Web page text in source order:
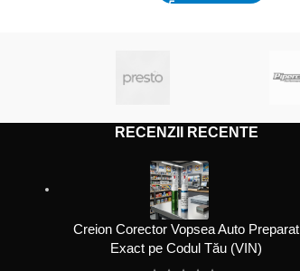
RECENZII RECENTE
Creion Corector Vopsea Auto Preparat
Exact pe Codul Tău (VIN)